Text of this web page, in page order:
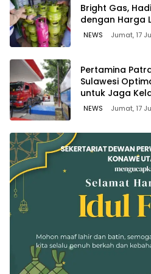
Bright Gas,
dengan Harga
NEWS Jumat, 17
Pertamina
Sulawesi
untuk Jaga
di Seluruh
NEWS Jumat, 17